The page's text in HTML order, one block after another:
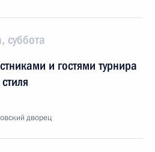
суббота
и гостями турнира
дворец